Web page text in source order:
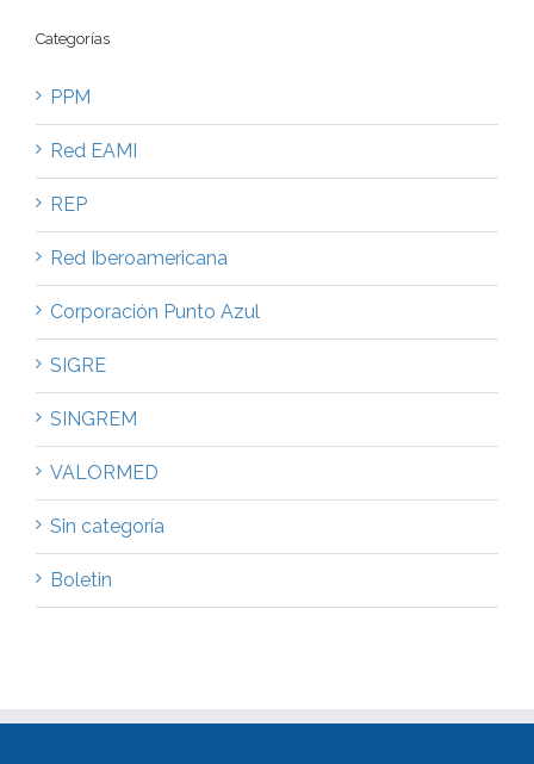
Categorías
PPM
Red EAMI
REP
Red Iberoamericana
Corporación Punto Azul
SIGRE
SINGREM
VALORMED
Sin categoría
Boletin